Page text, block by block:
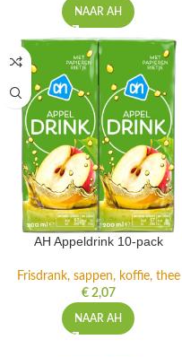
NAAR AH
AH Appeldrink 10-pack
Frisdrank, sappen, koffie, thee
€2,07
NAAR AH